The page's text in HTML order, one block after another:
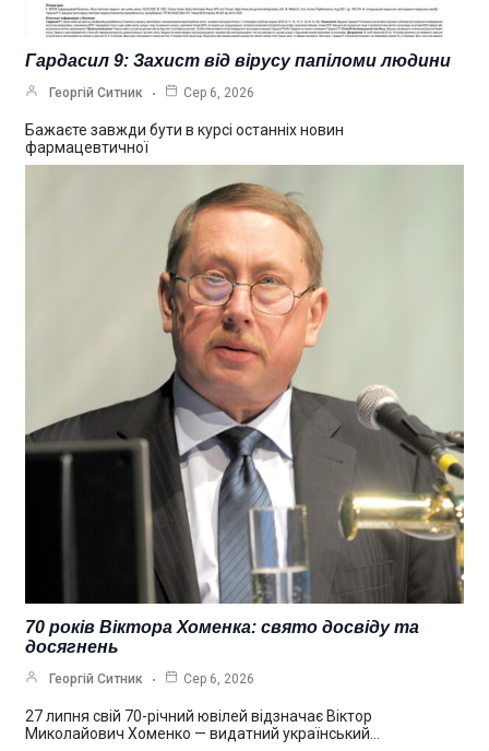
Гардасил 9: Захист від вірусу папіломи людини
Георгій Ситник Сер 6, 2026
Бажаєте завжди бути в курсі останніх новин
фармацевтичної
70 років Віктора Хоменка: свято досвіду та
досягнень
Георгій Ситник Сер 6, 2026
27 липня свій 70-річний ювілей відзначає Віктор
Миколайович Хоменко — видатний український…